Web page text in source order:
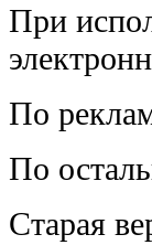
При
По
По
Старая